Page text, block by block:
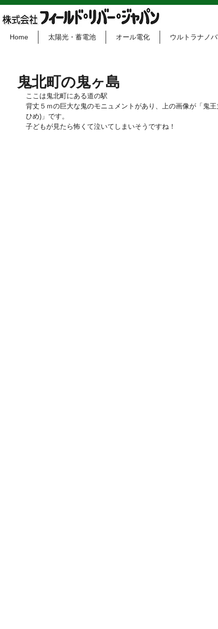
Home 太陽光・蓄電池 オール電化 ウルトラナノ
鬼北町の鬼ヶ島
ここは鬼北町にある道の駅
背丈５ｍの巨大な鬼のモニュメントがあり、上の画像が「鬼
ひめ)」です。
子どもが見たら怖くて泣いてしまいそうですね！